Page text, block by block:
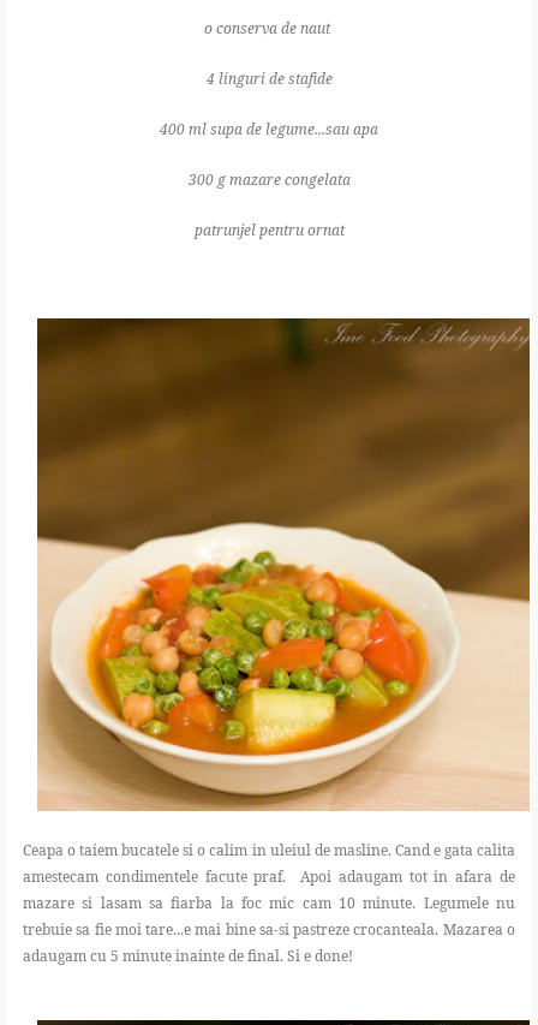
o conserva de naut
4 linguri de stafide
400 ml supa de legume...sau apa
300 g mazare congelata
patrunjel pentru ornat
Ceapa o taiem bucatele si o calim in uleiul de masline. Cand e gata calita
amestecam condimentele facute praf. Apoi adaugam tot in afara de
mazare si lasam sa fiarba la foc mic cam 10 minute. Legumele nu
trebuie sa fie moi tare...e mai bine sa-si pastreze crocanteala. Mazarea o
adaugam cu 5 minute inainte de final. Si e done!